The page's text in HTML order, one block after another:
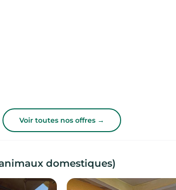
Voir toutes nos offres →
domestiques)